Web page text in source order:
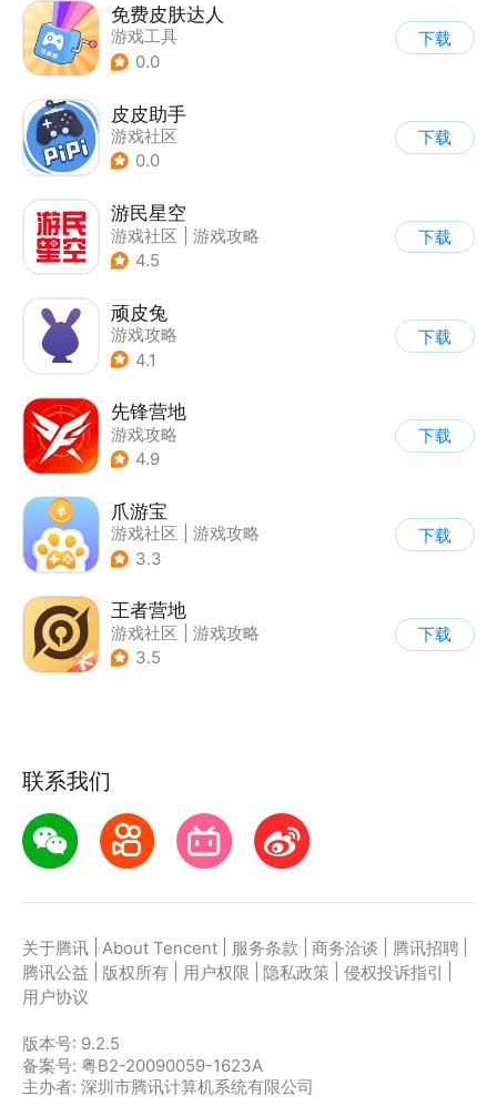
免费皮肤达人
游戏工具
0.0
下载
皮皮助手
游戏社区
0.0
下载
游民星空
游戏社区
游戏攻略
4.5
下载
顽皮兔
游戏攻略
4.1
下载
先锋营地
游戏攻略
4.9
下载
爪游宝
游戏社区
游戏攻略
3.3
下载
王者营地
游戏社区
游戏攻略
3.5
下载
联系我们
关于腾讯 About Tencent 服务条款 商务洽谈 腾讯招聘
腾讯公益
版权所有 用户权限 隐私政策 侵权投诉指引
用户协议
版本号: 9.2.5
备案号: 粤B2-20090059-1623A
主办者: 深圳市腾讯计算机系统有限公司